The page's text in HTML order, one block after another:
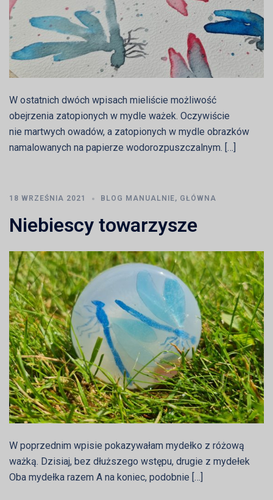
W ostatnich dwóch wpisach mieliście możliwość
obejrzenia zatopionych w mydle ważek. Oczywiście
nie martwych owadów, a zatopionych w mydle obrazków
namalowanych na papierze wodorozpuszczalnym. […]
18 WRZEŚNIA 2021 BLOG MANUALNIE, GŁÓWNA
Niebiescy towarzysze
W poprzednim wpisie pokazywałam mydełko z różową
ważką. Dzisiaj, bez dłuższego wstępu, drugie z mydełek
Oba mydełka razem A na koniec, podobnie […]